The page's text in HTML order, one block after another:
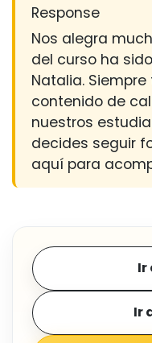
Response
Nos alegra
del curso ha
Natalia.
contenido de
nuestros
decides seguir
aquí para
Ir
Ir